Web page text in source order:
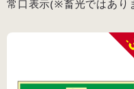
常口表示(※畜光ではあり
-